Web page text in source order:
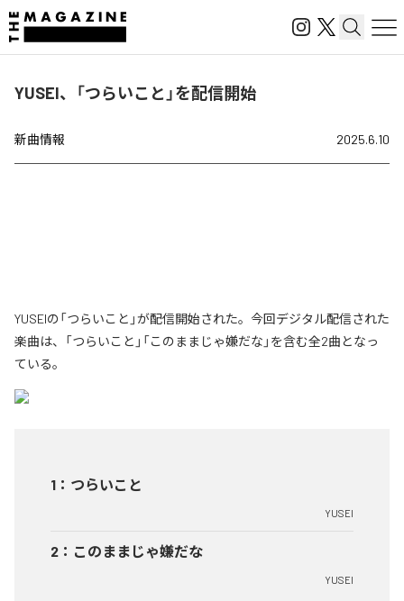
YUSEI、「つらいこと」を配信開始
新曲情報 2025.6.10
YUSEIの「つらいこと」が配信開始された。今回デジタル配信された
楽曲は、「つらいこと」「このままじゃ嫌だな」を含む全2曲となっ
ている。
1 ： つらいこと
YUSEI
2 ： このままじゃ嫌だな
YUSEI